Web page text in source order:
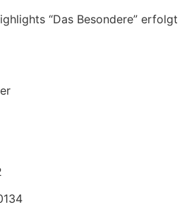
“Das Besondere” erfolgt
Hof 4a
9736912
/ 670134